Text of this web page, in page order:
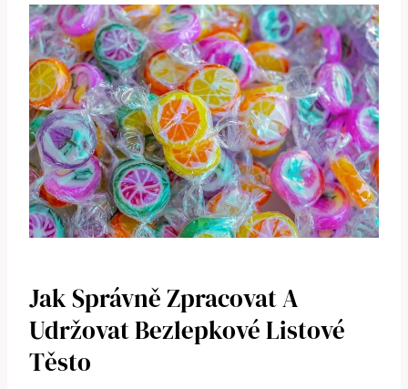
Jak Správně Zpracovat A
Udržovat Bezlepkové Listové
Těsto